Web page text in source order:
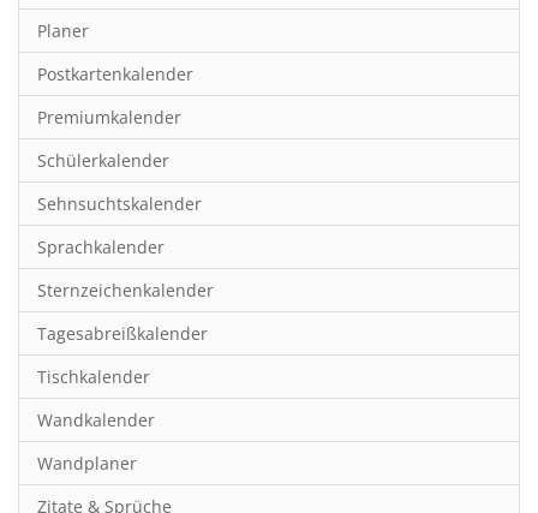
Hobby & Basteln
Humor & Cartoon
Inspiration & Entspannung
Inspiration & Spiritualität
Kinderkalender
Kunst
Länder & Städte
Landschaft & Natur
Lifestyle
Literatur
Manga & Animé
Neutrale Kalender
Planer
Postkartenkalender
Premiumkalender
Schülerkalender
Sehnsuchtskalender
Sprachkalender
Sternzeichenkalender
Tagesabreißkalender
Tischkalender
Wandkalender
Wandplaner
Zitate & Sprüche